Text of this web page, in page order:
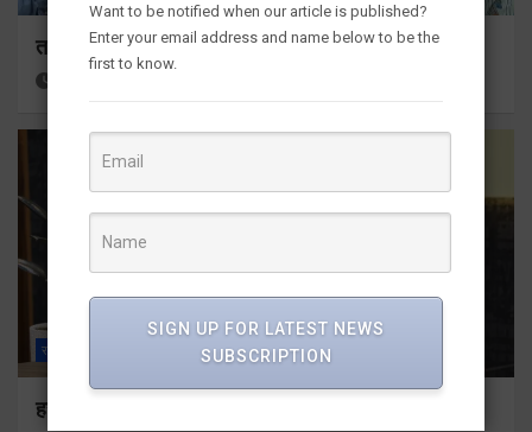
तकनीकी शिक्षा विभाग प्रदेशभर में आयोजित करेगा रोजगार मेले
राज्य
हर घर तिरंगा अभियान को जन-जन तक पहुंचाने की तैयारी
Want to be notified when our article is published?
Enter your email address and name below to be the
first to know.
SIGN UP FOR LATEST NEWS
SUBSCRIPTION